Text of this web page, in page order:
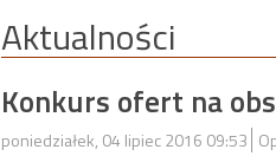
Aktualności
Konkurs ofert na
poniedziałek, 04 lipiec 2016 09:53